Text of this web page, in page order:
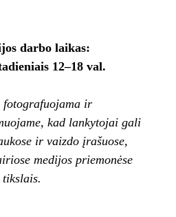
darbo laikas:
12–18 val.
fotografuojama ir
kad lankytojai gali
ir vaizdo įrašuose,
medijos priemonėse